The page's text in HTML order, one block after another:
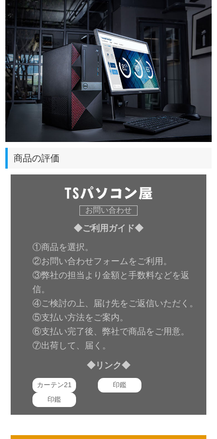
商品の評価
お問い合わせ
◆ご利用ガイド◆
①商品を選択。
②お問い合わせフォームをご利用。
③弊社の担当より金額と手数料などを返
信。
④ご検討の上、届け先をご返信いただく。
⑤支払い方法をご案内。
⑥支払い完了後、弊社で商品をご用意。
⑦出荷して、届く。
◆リンク◆
カーテン21
印鑑
印鑑